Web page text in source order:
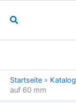
Suchen
Startseite » Katalog
auf 60 mm